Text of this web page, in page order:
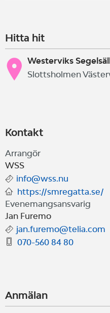
Hitta hit
Westerviks
Slottsholmen
Kontakt
Arrangör
WSS
info@wss.nu
https://smregatta.se/
Evenemangsansvarig
Jan Furemo
jan.furemo@telia.com
070-560 84 80
Anmälan